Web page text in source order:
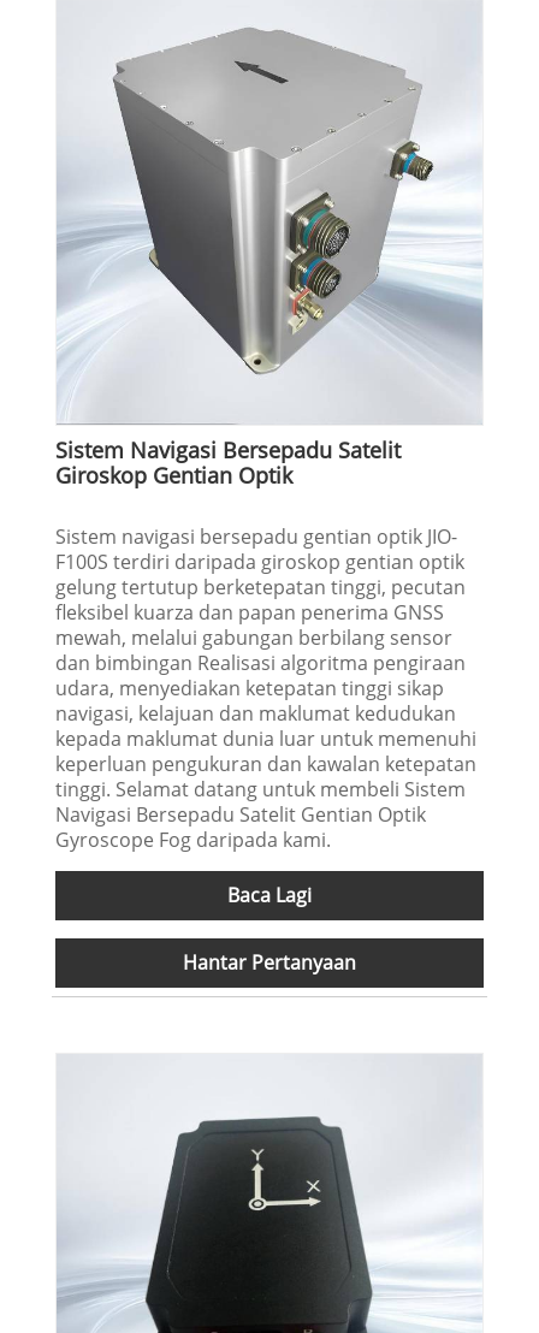
Sistem Navigasi Bersepadu Satelit
Giroskop Gentian Optik
Sistem navigasi bersepadu gentian optik JIO-
F100S terdiri daripada giroskop gentian optik
gelung tertutup berketepatan tinggi, pecutan
fleksibel kuarza dan papan penerima GNSS
mewah, melalui gabungan berbilang sensor
dan bimbingan Realisasi algoritma pengiraan
udara, menyediakan ketepatan tinggi sikap
navigasi, kelajuan dan maklumat kedudukan
kepada maklumat dunia luar untuk memenuhi
keperluan pengukuran dan kawalan ketepatan
tinggi. Selamat datang untuk membeli Sistem
Navigasi Bersepadu Satelit Gentian Optik
Gyroscope Fog daripada kami.
Baca Lagi
Hantar Pertanyaan